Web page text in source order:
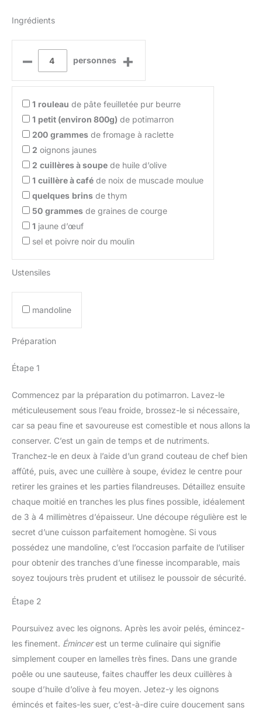
Ingrédients
– personnes +
1 rouleau de pâte feuilletée pur beurre
1 petit (environ 800g) de potimarron
200 grammes de fromage à raclette
2 oignons jaunes
2 cuillères à soupe de huile d’olive
1 cuillère à café de noix de muscade moulue
quelques brins de thym
50 grammes de graines de courge
1 jaune d’œuf
sel et poivre noir du moulin
Ustensiles
mandoline
Préparation
Étape 1
Commencez par la préparation du potimarron. Lavez-le
méticuleusement sous l’eau froide, brossez-le si nécessaire,
car sa peau fine et savoureuse est comestible et nous allons la
conserver. C’est un gain de temps et de nutriments.
Tranchez-le en deux à l’aide d’un grand couteau de chef bien
affûté, puis, avec une cuillère à soupe, évidez le centre pour
retirer les graines et les parties filandreuses. Détaillez ensuite
chaque moitié en tranches les plus fines possible, idéalement
de 3 à 4 millimètres d’épaisseur. Une découpe régulière est le
secret d’une cuisson parfaitement homogène. Si vous
possédez une mandoline, c’est l’occasion parfaite de l’utiliser
pour obtenir des tranches d’une finesse incomparable, mais
soyez toujours très prudent et utilisez le poussoir de sécurité.
Étape 2
Poursuivez avec les oignons. Après les avoir pelés, émincez-
les finement. Émincerest un terme culinaire qui signifie
simplement couper en lamelles très fines. Dans une grande
poêle ou une sauteuse, faites chauffer les deux cuillères à
soupe d’huile d’olive à feu moyen. Jetez-y les oignons
émincés et faites-les suer, c’est-à-dire cuire doucement sans